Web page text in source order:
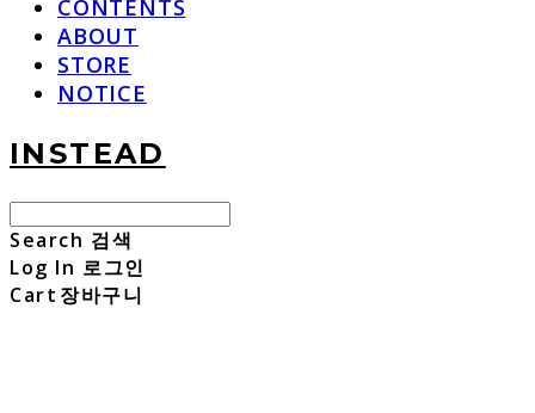
CONTENTS
ABOUT
STORE
NOTICE
INSTEAD
Search 검색
Log In 로그인
Cart 장바구니